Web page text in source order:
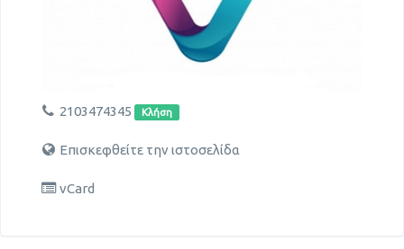
2103474345 Κλήση
Επισκεφθείτε την ιστοσελίδα
vCard